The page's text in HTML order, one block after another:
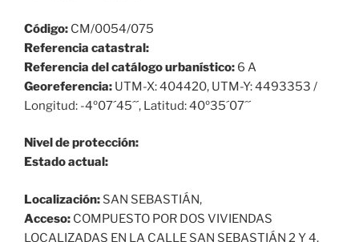
Código: CM/0054/075
Referencia catastral:
Referencia del catálogo urbanístico: 6 A
Georeferencia: UTM-X: 404420, UTM-Y: 4493353 /
Longitud: -4º07´45´´, Latitud: 40º35´07´´
Nivel de protección:
Estado actual:
Localización: SAN SEBASTIÁN,
Acceso: COMPUESTO POR DOS VIVIENDAS
LOCALIZADAS EN LA CALLE SAN SEBASTIÁN 2 Y 4.